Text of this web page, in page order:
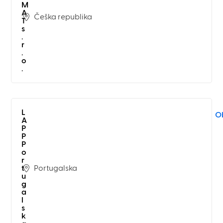
M
A
T
s
.
r
.
o
.
Češka republika
L
A
P
P
P
o
r
t
u
g
a
s
k
Portugalska